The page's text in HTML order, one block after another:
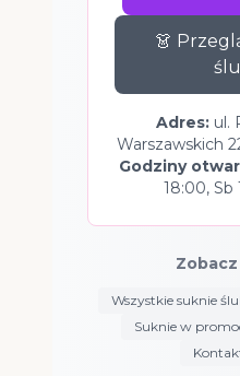
👗
Adres:ul.
Warszawskich
Godziny
18:00, Sb
Wszystkie suknie
Suknie w